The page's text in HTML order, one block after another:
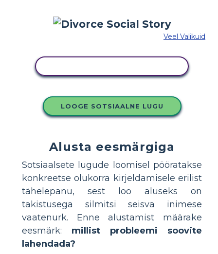
Veel Valikuid
LOOGE SOTSIAALNE LUGU
Alusta eesmärgiga
Sotsiaalsete lugude loomisel pööratakse
konkreetse olukorra kirjeldamisele erilist
tähelepanu, sest loo aluseks on
takistusega silmitsi seisva inimese
vaatenurk. Enne alustamist määrake
eesmärk: millist probleemi soovite
lahendada?